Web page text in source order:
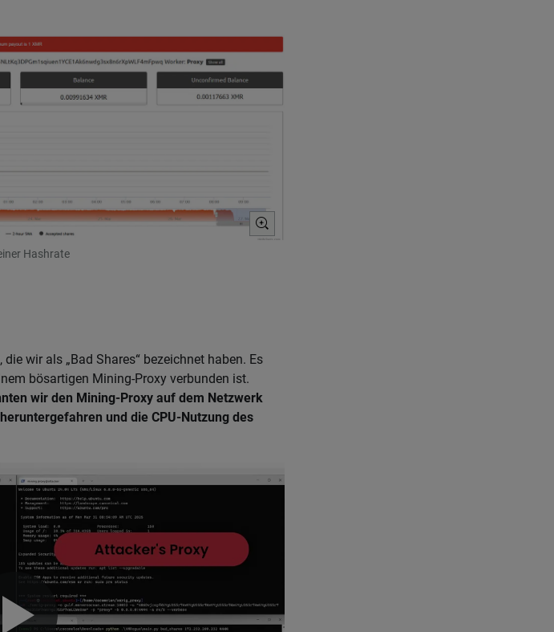
Hashrate
wir als „Bad Shares“ bezeichnet haben. Es
bösartigen Mining-Proxy verbunden ist.
wir den Mining-Proxy auf dem Netzwerk
und die CPU-Nutzung des